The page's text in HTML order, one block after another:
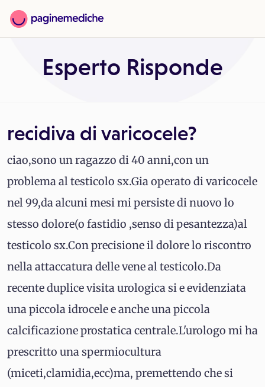
Esperto Risponde
recidiva di varicocele?
ciao,sono un ragazzo di 40 anni,con un
problema al testicolo sx.Gia operato di varicocele
nel 99,da alcuni mesi mi persiste di nuovo lo
stesso dolore(o fastidio ,senso di pesantezza)al
testicolo sx.Con precisione il dolore lo riscontro
nella attaccatura delle vene al testicolo.Da
recente duplice visita urologica si e evidenziata
una piccola idrocele e anche una piccola
calcificazione prostatica centrale.L'urologo mi ha
prescritto una spermiocultura
(miceti,clamidia,ecc)ma, premettendo che si